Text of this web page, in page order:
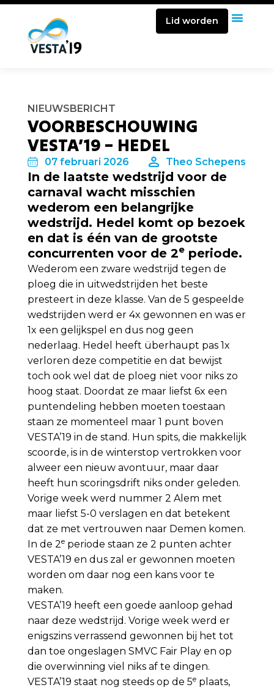
Lid worden
NIEUWSBERICHT
VOORBESCHOUWING
VESTA’19 – HEDEL
07 februari 2026 Theo Schepens
In de laatste wedstrijd voor de
carnaval wacht misschien
wederom een belangrijke
wedstrijd. Hedel komt op bezoek
en dat is één van de grootste
concurrenten voor de 2eperiode.
Wederom een zware wedstrijd tegen de
ploeg die in uitwedstrijden het beste
presteert in deze klasse. Van de 5 gespeelde
wedstrijden werd er 4x gewonnen en was er
1x een gelijkspel en dus nog geen
nederlaag. Hedel heeft überhaupt pas 1x
verloren deze competitie en dat bewijst
toch ook wel dat de ploeg niet voor niks zo
hoog staat. Doordat ze maar liefst 6x een
puntendeling hebben moeten toestaan
staan ze momenteel maar 1 punt boven
VESTA’19 in de stand. Hun spits, die makkelijk
scoorde, is in de winterstop vertrokken voor
alweer een nieuw avontuur, maar daar
heeft hun scoringsdrift niks onder geleden.
Vorige week werd nummer 2 Alem met
maar liefst 5-0 verslagen en dat betekent
dat ze met vertrouwen naar Demen komen.
In de 2eperiode staan ze 2 punten achter
VESTA’19 en dus zal er gewonnen moeten
worden om daar nog een kans voor te
maken.
VESTA’19 heeft een goede aanloop gehad
naar deze wedstrijd. Vorige week werd er
enigszins verrassend gewonnen bij het tot
dan toe ongeslagen SMVC Fair Play en op
die overwinning viel niks af te dingen.
VESTA’19 staat nog steeds op de 5eplaats,